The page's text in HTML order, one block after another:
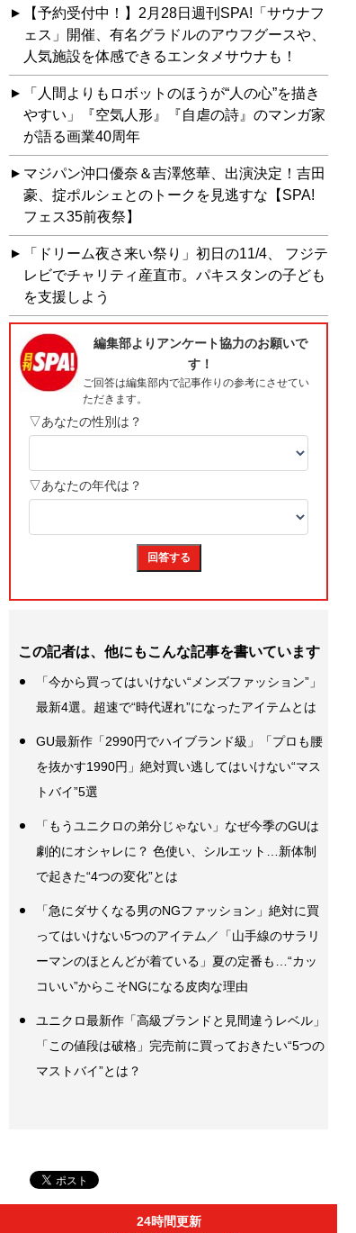
【予約受付中！】2月28日週刊SPA!「サウナフ
ェス」開催、有名グラドルのアウフグースや、
人気施設を体感できるエンタメサウナも！
「人間よりもロボットのほうが“人の心”を描き
やすい」『空気人形』『自虐の詩』のマンガ家
が語る画業40周年
マジパン沖口優奈＆吉澤悠華、出演決定！吉田
豪、掟ポルシェとのトークを見逃すな【SPA!
フェス35前夜祭】
「ドリーム夜さ来い祭り」初日の11/4、 フジテ
レビでチャリティ産直市。パキスタンの子ども
を支援しよう
この記者は、他にもこんな記事を書いています
「今から買ってはいけない“メンズファッション”」
最新4選。超速で“時代遅れ”になったアイテムとは
GU最新作「2990円でハイブランド級」「プロも腰
を抜かす1990円」絶対買い逃してはいけない“マス
トバイ”5選
「もうユニクロの弟分じゃない」なぜ今季のGUは
劇的にオシャレに？ 色使い、シルエット…新体制
で起きた“4つの変化”とは
「急にダサくなる男のNGファッション」絶対に買
ってはいけない5つのアイテム／「山手線のサラリ
ーマンのほとんどが着ている」夏の定番も…“カッ
コいい”からこそNGになる皮肉な理由
ユニクロ最新作「高級ブランドと見間違うレベル」
「この値段は破格」完売前に買っておきたい“5つの
マストバイ”とは？
24時間更新